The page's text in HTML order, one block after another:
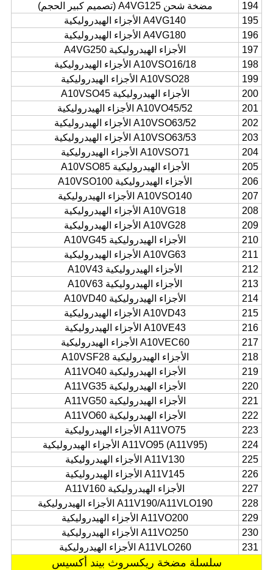
194
مضخة شحن A4VG125 (تصميم كبير الحجم)
195
A4VG140 الأجزاء الهيدروليكية
196
A4VG180 الأجزاء الهيدروليكية
197
الأجزاء الهيدروليكية A4VG250
198
A10VSO16/18 الأجزاء الهيدروليكية
199
A10VSO28 الأجزاء الهيدروليكية
200
الأجزاء الهيدروليكية A10VSO45
201
A10VO45/52 الأجزاء الهيدروليكية
202
A10VSO63/52 الأجزاء الهيدروليكية
203
A10VSO63/53 الأجزاء الهيدروليكية
204
A10VSO71 الأجزاء الهيدروليكية
205
الأجزاء الهيدروليكية A10VSO85
206
الأجزاء الهيدروليكية A10VSO100
207
A10VSO140 الأجزاء الهيدروليكية
208
A10VG18 الأجزاء الهيدروليكية
209
A10VG28 الأجزاء الهيدروليكية
210
الأجزاء الهيدروليكية A10VG45
211
A10VG63 الأجزاء الهيدروليكية
212
الأجزاء الهيدروليكية A10V43
213
الأجزاء الهيدروليكية A10V63
214
الأجزاء الهيدروليكية A10VD40
215
A10VD43 الأجزاء الهيدروليكية
216
A10VE43 الأجزاء الهيدروليكية
217
A10VEC60 الأجزاء الهيدروليكية
218
الأجزاء الهيدروليكية A10VSF28
219
الأجزاء الهيدروليكية A11VO40
220
الأجزاء الهيدروليكية A11VG35
221
الأجزاء الهيدروليكية A11VG50
222
الأجزاء الهيدروليكية A11VO60
223
A11VO75 الأجزاء الهيدروليكية
224
A11VO95 (A11V95) الأجزاء الهيدروليكية
225
A11V130 الأجزاء الهيدروليكية
226
A11V145 الأجزاء الهيدروليكية
227
الأجزاء الهيدروليكية A11V160
228
A11V190/A11VLO190 الأجزاء الهيدروليكية
229
A11VO200 الأجزاء الهيدروليكية
230
A11VO250 الأجزاء الهيدروليكية
231
A11VLO260 الأجزاء الهيدروليكية
سلسلة مضخة ريكسروث بيند أكسيس